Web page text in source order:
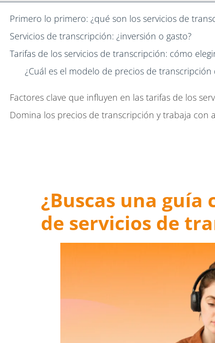
Primero lo primero: ¿qué son los servicios de
Servicios de transcripción: ¿inversión o gasto?
Tarifas de los servicios de transcripción: cómo
¿Cuál es el modelo de precios de
Factores clave que influyen en las tarifas de los
Domina los precios de transcripción y trabaja con
¿Buscas una
de servicios de